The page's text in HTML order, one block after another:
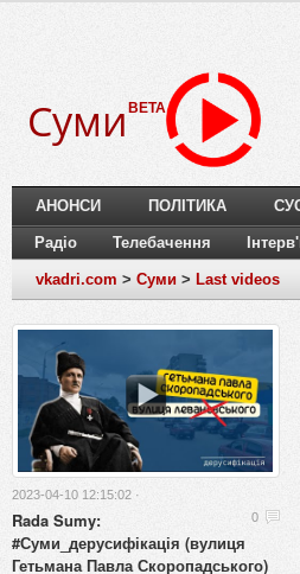
Суми BETA
АНОНСИ ПОЛІТИКА
Радіо Телебачення
vkadri.com > Суми > Last videos
2023-04-10 12:15:02 ·
0
Rada Sumy:
#Суми_дерусифікація (вулиця
Гетьмана Павла Скоропадського)